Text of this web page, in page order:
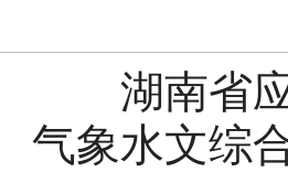
湖南省应
气象水文综